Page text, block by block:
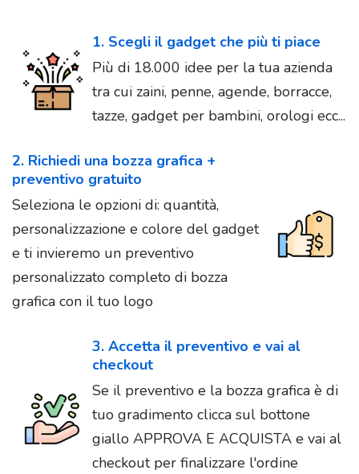
1. Scegli il gadget che più ti piace
Più di 18.000 idee per la tua azienda
tra cui zaini, penne, agende, borracce,
tazze, gadget per bambini, orologi ecc...
2. Richiedi una bozza grafica +
preventivo gratuito
Seleziona le opzioni di: quantità,
personalizzazione e colore del gadget
e ti invieremo un preventivo
personalizzato completo di bozza
grafica con il tuo logo
3. Accetta il preventivo e vai al
checkout
Se il preventivo e la bozza grafica è di
tuo gradimento clicca sul bottone
giallo APPROVA E ACQUISTA e vai al
checkout per finalizzare l'ordine